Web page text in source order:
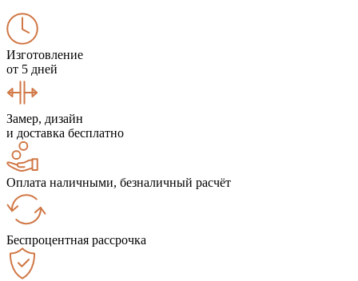
Изготовление
от 5 дней
Замер, дизайн
и доставка бесплатно
Оплата наличными, безналичный расчёт
Беспроцентная рассрочка